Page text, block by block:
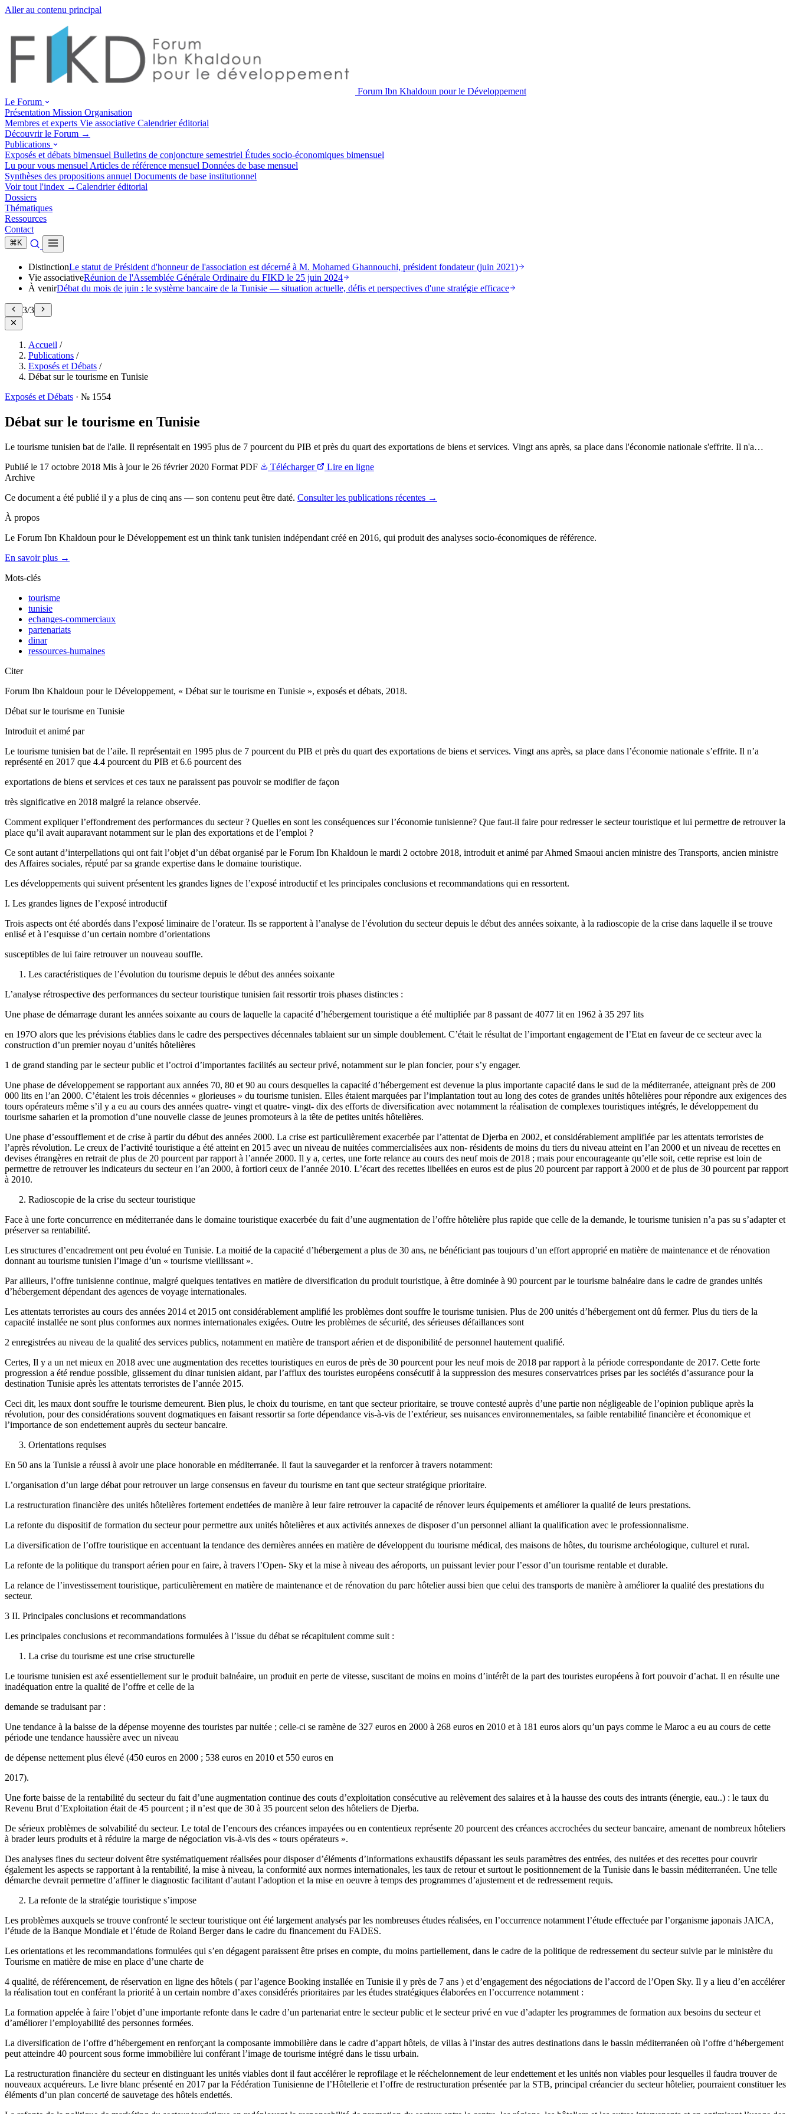
Aller au contenu principal
Forum Ibn Khaldoun pour le Développement
Le Forum
Présentation Mission Organisation
Membres et experts Vie associative Calendrier éditorial
Découvrir le Forum →
Publications
Exposés et débats bimensuel Bulletins de conjoncture semestriel Études socio-économiques bimensuel
Lu pour vous mensuel Articles de référence mensuel Données de base mensuel
Synthèses des propositions annuel Documents de base institutionnel
Voir tout l'index →Calendrier éditorial
Dossiers
Thématiques
Ressources
Contact
⌘ K
DistinctionLe statut de Président d'honneur de l'association est décerné à M. Mohamed Ghannouchi, président fondateur (juin 2021)
Vie associativeRéunion de l'Assemblée Générale Ordinaire du FIKD le 25 juin 2024
À venirDébat du mois de juin : le système bancaire de la Tunisie — situation actuelle, défis et perspectives d'une stratégie efficace
3/3
Accueil /
Publications /
Exposés et Débats /
Débat sur le tourisme en Tunisie
Exposés et Débats · № 1554
Débat sur le tourisme en Tunisie
Le tourisme tunisien bat de l'aile. Il représentait en 1995 plus de 7 pourcent du PIB et près du quart des exportations de biens et services. Vingt ans après, sa place dans l'économie nationale s'effrite. Il n'a…
Publié le 17 octobre 2018 Mis à jour le 26 février 2020 Format PDF Télécharger
Lire en ligne
Archive
Ce document a été publié il y a plus de cinq ans — son contenu peut être daté. Consulter les publications récentes →
À propos
Le Forum Ibn Khaldoun pour le Développement est un think tank tunisien indépendant créé en 2016, qui produit des analyses socio-économiques de référence.
En savoir plus →
Mots-clés
tourisme
tunisie
echanges-commerciaux
partenariats
dinar
ressources-humaines
Citer
Forum Ibn Khaldoun pour le Développement, « Débat sur le tourisme en Tunisie », exposés et débats, 2018.
Débat sur le tourisme en Tunisie
Introduit et animé par
Le tourisme tunisien bat de l’aile. Il représentait en 1995 plus de 7 pourcent du PIB et près du quart des exportations de biens et services. Vingt ans après, sa place dans l’économie nationale s’effrite. Il n’a
représenté en 2017 que 4.4 pourcent du PIB et 6.6 pourcent des
exportations de biens et services et ces taux ne paraissent pas pouvoir se modifier de façon
très significative en 2018 malgré la relance observée.
Comment expliquer l’effondrement des performances du secteur ? Quelles en sont les conséquences sur l’économie tunisienne? Que faut-il faire pour redresser le secteur touristique et lui permettre de retrouver la
place qu’il avait auparavant notamment sur le plan des exportations et de l’emploi ?
Ce sont autant d’interpellations qui ont fait l’objet d’un débat organisé par le Forum Ibn Khaldoun le mardi 2 octobre 2018, introduit et animé par Ahmed Smaoui ancien ministre des Transports, ancien ministre
des Affaires sociales, réputé par sa grande expertise dans le domaine touristique.
Les développements qui suivent présentent les grandes lignes de l’exposé introductif et les principales conclusions et recommandations qui en ressortent.
I. Les grandes lignes de l’exposé introductif
Trois aspects ont été abordés dans l’exposé liminaire de l’orateur. Ils se rapportent à l’analyse de l’évolution du secteur depuis le début des années soixante, à la radioscopie de la crise dans laquelle il se trouve
enlisé et à l’esquisse d’un certain nombre d’orientations
susceptibles de lui faire retrouver un nouveau souffle.
Les caractéristiques de l’évolution du tourisme depuis le début des années soixante
L’analyse rétrospective des performances du secteur touristique tunisien fait ressortir trois phases distinctes :
Une phase de démarrage durant les années soixante au cours de laquelle la capacité d’hébergement touristique a été multipliée par 8 passant de 4077 lit en 1962 à 35 297 lits
en 197O alors que les prévisions établies dans le cadre des perspectives décennales tablaient sur un simple doublement. C’était le résultat de l’important engagement de l’Etat en faveur de ce secteur avec la
construction d’un premier noyau d’unités hôtelières
1 de grand standing par le secteur public et l’octroi d’importantes facilités au secteur privé, notamment sur le plan foncier, pour s’y engager.
Une phase de développement se rapportant aux années 70, 80 et 90 au cours desquelles la capacité d’hébergement est devenue la plus importante capacité dans le sud de la méditerranée, atteignant près de 200
000 lits en l’an 2000. C’étaient les trois décennies « glorieuses » du tourisme tunisien. Elles étaient marquées par l’implantation tout au long des cotes de grandes unités hôtelières pour répondre aux exigences des
tours opérateurs même s’il y a eu au cours des années quatre- vingt et quatre- vingt- dix des efforts de diversification avec notamment la réalisation de complexes touristiques intégrés, le développement du
tourisme saharien et la promotion d’une nouvelle classe de jeunes promoteurs à la tête de petites unités hôtelières.
Une phase d’essoufflement et de crise à partir du début des années 2000. La crise est particulièrement exacerbée par l’attentat de Djerba en 2002, et considérablement amplifiée par les attentats terroristes de
l’après révolution. Le creux de l’activité touristique a été atteint en 2015 avec un niveau de nuitées commercialisées aux non- résidents de moins du tiers du niveau atteint en l’an 2000 et un niveau de recettes en
devises étrangères en retrait de plus de 20 pourcent par rapport à l’année 2000. Il y a, certes, une forte relance au cours des neuf mois de 2018 ; mais pour encourageante qu’elle soit, cette reprise est loin de
permettre de retrouver les indicateurs du secteur en l’an 2000, à fortiori ceux de l’année 2010. L’écart des recettes libellées en euros est de plus 20 pourcent par rapport à 2000 et de plus de 30 pourcent par rapport
à 2010.
Radioscopie de la crise du secteur touristique
Face à une forte concurrence en méditerranée dans le domaine touristique exacerbée du fait d’une augmentation de l’offre hôtelière plus rapide que celle de la demande, le tourisme tunisien n’a pas su s’adapter et
préserver sa rentabilité.
Les structures d’encadrement ont peu évolué en Tunisie. La moitié de la capacité d’hébergement a plus de 30 ans, ne bénéficiant pas toujours d’un effort approprié en matière de maintenance et de rénovation
donnant au tourisme tunisien l’image d’un « tourisme vieillissant ».
Par ailleurs, l’offre tunisienne continue, malgré quelques tentatives en matière de diversification du produit touristique, à être dominée à 90 pourcent par le tourisme balnéaire dans le cadre de grandes unités
d’hébergement dépendant des agences de voyage internationales.
Les attentats terroristes au cours des années 2014 et 2015 ont considérablement amplifié les problèmes dont souffre le tourisme tunisien. Plus de 200 unités d’hébergement ont dû fermer. Plus du tiers de la
capacité installée ne sont plus conformes aux normes internationales exigées. Outre les problèmes de sécurité, des sérieuses défaillances sont
2 enregistrées au niveau de la qualité des services publics, notamment en matière de transport aérien et de disponibilité de personnel hautement qualifié.
Certes, Il y a un net mieux en 2018 avec une augmentation des recettes touristiques en euros de près de 30 pourcent pour les neuf mois de 2018 par rapport à la période correspondante de 2017. Cette forte
progression a été rendue possible, glissement du dinar tunisien aidant, par l’afflux des touristes européens consécutif à la suppression des mesures conservatrices prises par les sociétés d’assurance pour la
destination Tunisie après les attentats terroristes de l’année 2015.
Ceci dit, les maux dont souffre le tourisme demeurent. Bien plus, le choix du tourisme, en tant que secteur prioritaire, se trouve contesté auprès d’une partie non négligeable de l’opinion publique après la
révolution, pour des considérations souvent dogmatiques en faisant ressortir sa forte dépendance vis-à-vis de l’extérieur, ses nuisances environnementales, sa faible rentabilité financière et économique et
l’importance de son endettement auprès du secteur bancaire.
Orientations requises
En 50 ans la Tunisie a réussi à avoir une place honorable en méditerranée. Il faut la sauvegarder et la renforcer à travers notamment:
L’organisation d’un large débat pour retrouver un large consensus en faveur du tourisme en tant que secteur stratégique prioritaire.
La restructuration financière des unités hôtelières fortement endettées de manière à leur faire retrouver la capacité de rénover leurs équipements et améliorer la qualité de leurs prestations.
La refonte du dispositif de formation du secteur pour permettre aux unités hôtelières et aux activités annexes de disposer d’un personnel alliant la qualification avec le professionnalisme.
La diversification de l’offre touristique en accentuant la tendance des dernières années en matière de développent du tourisme médical, des maisons de hôtes, du tourisme archéologique, culturel et rural.
La refonte de la politique du transport aérien pour en faire, à travers l’Open- Sky et la mise à niveau des aéroports, un puissant levier pour l’essor d’un tourisme rentable et durable.
La relance de l’investissement touristique, particulièrement en matière de maintenance et de rénovation du parc hôtelier aussi bien que celui des transports de manière à améliorer la qualité des prestations du
secteur.
3 II. Principales conclusions et recommandations
Les principales conclusions et recommandations formulées à l’issue du débat se récapitulent comme suit :
La crise du tourisme est une crise structurelle
Le tourisme tunisien est axé essentiellement sur le produit balnéaire, un produit en perte de vitesse, suscitant de moins en moins d’intérêt de la part des touristes européens à fort pouvoir d’achat. Il en résulte une
inadéquation entre la qualité de l’offre et celle de la
demande se traduisant par :
Une tendance à la baisse de la dépense moyenne des touristes par nuitée ; celle-ci se ramène de 327 euros en 2000 à 268 euros en 2010 et à 181 euros alors qu’un pays comme le Maroc a eu au cours de cette
période une tendance haussière avec un niveau
de dépense nettement plus élevé (450 euros en 2000 ; 538 euros en 2010 et 550 euros en
2017).
Une forte baisse de la rentabilité du secteur du fait d’une augmentation continue des couts d’exploitation consécutive au relèvement des salaires et à la hausse des couts des intrants (énergie, eau..) : le taux du
Revenu Brut d’Exploitation était de 45 pourcent ; il n’est que de 30 à 35 pourcent selon des hôteliers de Djerba.
De sérieux problèmes de solvabilité du secteur. Le total de l’encours des créances impayées ou en contentieux représente 20 pourcent des créances accrochées du secteur bancaire, amenant de nombreux hôteliers
à brader leurs produits et à réduire la marge de négociation vis-à-vis des « tours opérateurs ».
Des analyses fines du secteur doivent être systématiquement réalisées pour disposer d’éléments d’informations exhaustifs dépassant les seuls paramètres des entrées, des nuitées et des recettes pour couvrir
également les aspects se rapportant à la rentabilité, la mise à niveau, la conformité aux normes internationales, les taux de retour et surtout le positionnement de la Tunisie dans le bassin méditerranéen. Une telle
démarche devrait permettre d’affiner le diagnostic facilitant d’autant l’adoption et la mise en oeuvre à temps des programmes d’ajustement et de redressement requis.
La refonte de la stratégie touristique s’impose
Les problèmes auxquels se trouve confronté le secteur touristique ont été largement analysés par les nombreuses études réalisées, en l’occurrence notamment l’étude effectuée par l’organisme japonais JAICA,
l’étude de la Banque Mondiale et l’étude de Roland Berger dans le cadre du financement du FADES.
Les orientations et les recommandations formulées qui s’en dégagent paraissent être prises en compte, du moins partiellement, dans le cadre de la politique de redressement du secteur suivie par le ministère du
Tourisme en matière de mise en place d’une charte de
4 qualité, de référencement, de réservation en ligne des hôtels ( par l’agence Booking installée en Tunisie il y près de 7 ans ) et d’engagement des négociations de l’accord de l’Open Sky. Il y a lieu d’en accélérer
la réalisation tout en conférant la priorité à un certain nombre d’axes considérés prioritaires par les études stratégiques élaborées en l’occurrence notamment :
La formation appelée à faire l’objet d’une importante refonte dans le cadre d’un partenariat entre le secteur public et le secteur privé en vue d’adapter les programmes de formation aux besoins du secteur et
d’améliorer l’employabilité des personnes formées.
La diversification de l’offre d’hébergement en renforçant la composante immobilière dans le cadre d’appart hôtels, de villas à l’instar des autres destinations dans le bassin méditerranéen où l’offre d’hébergement
peut atteindre 40 pourcent sous forme immobilière lui conférant l’image de tourisme intégré dans le tissu urbain.
La restructuration financière du secteur en distinguant les unités viables dont il faut accélérer le reprofilage et le rééchelonnement de leur endettement et les unités non viables pour lesquelles il faudra trouver de
nouveaux acquéreurs. Le livre blanc présenté en 2017 par la Fédération Tunisienne de l’Hôtellerie et l’offre de restructuration présentée par la STB, principal créancier du secteur hôtelier, pourraient constituer les
éléments d’un plan concerté de sauvetage des hôtels endettés.